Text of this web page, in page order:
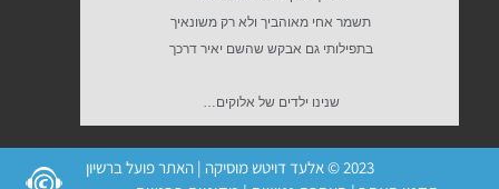
תשמר אחי מאוהביך ולא רק משונאיך
בתפילותי גם אבקש שהשם יאיר דרכך
שנינו ילדים של אלוקים…
2023 © אלעד דויטש מוסיקה | האתר פועל ברשיון